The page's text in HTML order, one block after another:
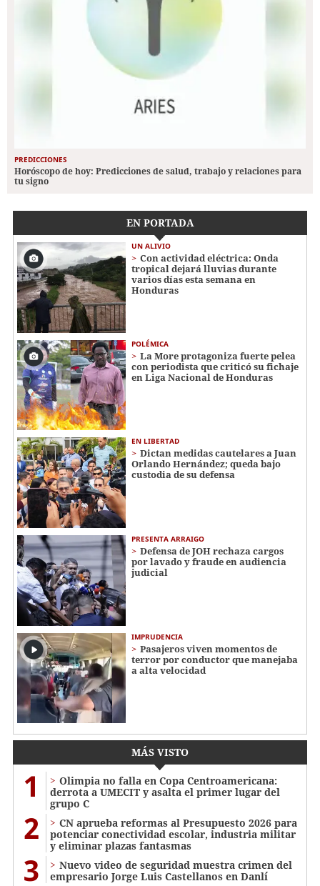
PREDICCIONES
Horóscopo de hoy: Predicciones de salud, trabajo y relaciones para
tu signo
EN PORTADA
UN ALIVIO
Con actividad eléctrica: Onda
tropical dejará lluvias durante
varios días esta semana en
Honduras
POLÉMICA
La More protagoniza fuerte pelea
con periodista que criticó su fichaje
en Liga Nacional de Honduras
EN LIBERTAD
Dictan medidas cautelares a Juan
Orlando Hernández; queda bajo
custodia de su defensa
PRESENTA ARRAIGO
Defensa de JOH rechaza cargos
por lavado y fraude en audiencia
judicial
IMPRUDENCIA
Pasajeros viven momentos de
terror por conductor que manejaba
a alta velocidad
MÁS VISTO
1
Olimpia no falla en Copa Centroamericana:
derrota a UMECIT y asalta el primer lugar del
grupo C
2
CN aprueba reformas al Presupuesto 2026 para
potenciar conectividad escolar, industria militar
y eliminar plazas fantasmas
3
Nuevo video de seguridad muestra crimen del
empresario Jorge Luis Castellanos en Danlí